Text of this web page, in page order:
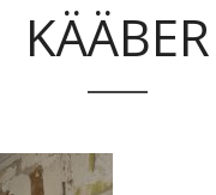
KÄÄBER